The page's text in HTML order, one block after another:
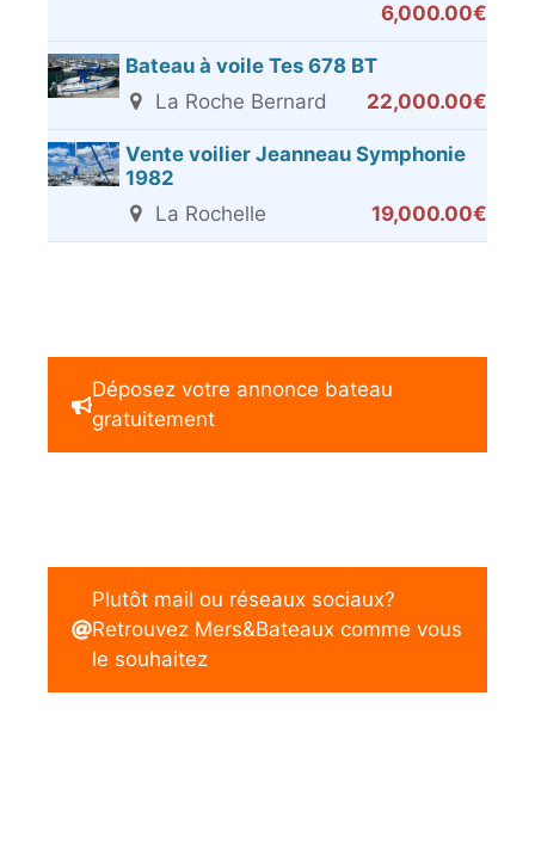
6,000.00€
Bateau à voile Tes 678 BT
La Roche Bernard
22,000.00€
Vente voilier Jeanneau Symphonie
1982
La Rochelle
19,000.00€
Déposez votre annonce bateau
gratuitement
Plutôt mail ou réseaux sociaux?
Retrouvez Mers&Bateaux comme vous
le souhaitez